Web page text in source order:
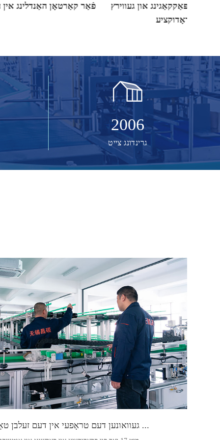
פֿאַר
פֿאַר עסנוואַרג פּאַקקאַגינג און געווירץ
2006
גרינדונג צייט
געוואונען דעם טראָפעי אין דעם זעלבן טאָג, ראַנגקינג ...